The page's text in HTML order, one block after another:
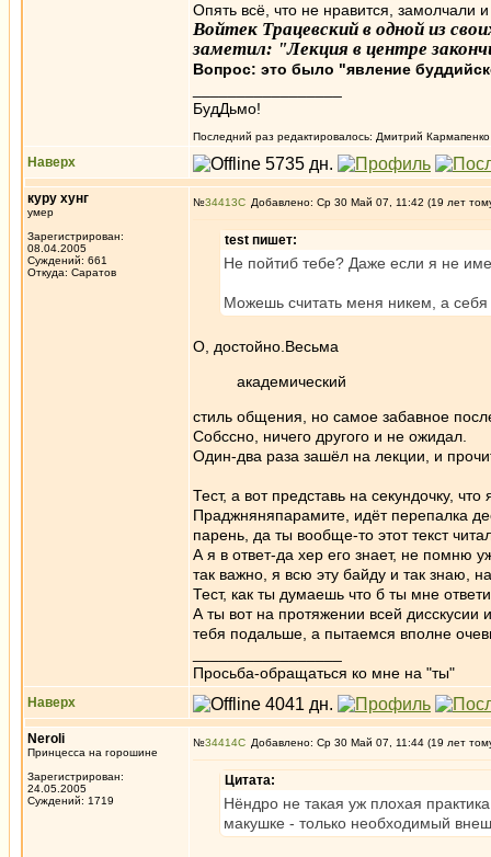
Опять всё, что не нравится,
Войтек Трацевский в одной из
заметил: "Лекция в центре
Вопрос: это было "явление
БудДьмо!
Последний раз редактировалось: Дмитрий
Наверх
куру хунг
умер
Зарегистрирован:
08.04.2005
Суждений: 661
Откуда: Саратов
№34413 Добавлено: Ср 30 Май 07, 11:42 (19 лет
test пишет:
Не пойтиб тебе? Даже если я не
Можешь считать меня никем, а себя
О, достойно.Весьма
академический
стиль общения, но самое забавное
Собссно, ничего другого и не ожидал.
Один-два раза зашёл на лекции, и
Тест, а вот представь на секундочку,
Праджняняпарамите, идёт перепалка
парень, да ты вообще-то этот текст
А я в ответ-да хер его знает, не помню
так важно, я всю эту байду и так знаю,
Тест, как ты думаешь что б ты мне
А ты вот на протяжении всей
тебя подальше, а пытаемся вполне
Просьба-обращаться ко мне на "ты"
Наверх
Neroli
Принцесса на горошине
Зарегистрирован:
24.05.2005
Суждений: 1719
№34414 Добавлено: Ср 30 Май 07, 11:44 (19 лет
Цитата:
Нёндро не такая уж плохая
макушке - только необходимый